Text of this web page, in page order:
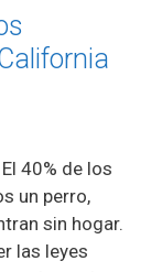
40% de los
un perro,
sin hogar.
las leyes